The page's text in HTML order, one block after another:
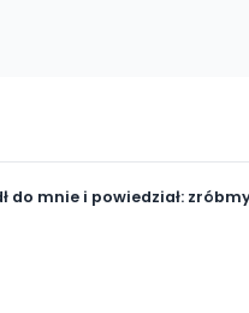
do mnie i powiedział: